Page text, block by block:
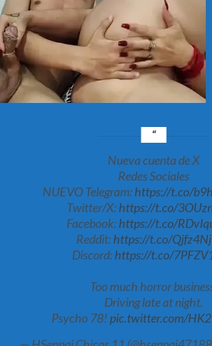
Nueva cuenta de X
Redes Sociales
NUEVO Telegram:https://t.co/
Twitter/X:https://t.co/
Facebook:https://t.co/
Reddit:https://t.co/
Discord:https://t.co/
Too much horror
Driving late at night.
Psycho 78!pic.twitter.com/